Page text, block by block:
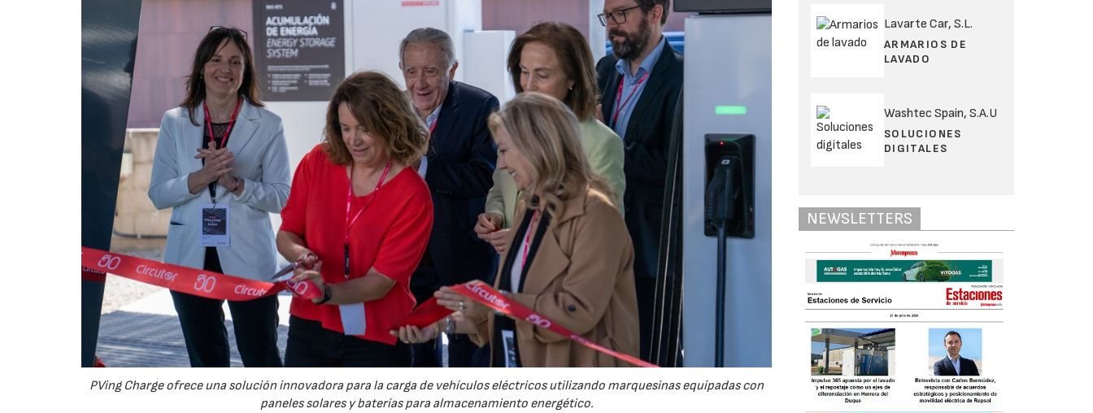
PVing Charge ofrece una solución innovadora para la carga de vehículos eléctricos utilizando marquesinas equipadas con
paneles solares y baterías para almacenamiento energético.
Lavarte Car, S.L.
ARMARIOS DE
LAVADO
Washtec Spain, S.A.U
SOLUCIONES
DIGITALES
NEWSLETTERS